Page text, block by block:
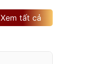
Brightin Star
Xem tất cả